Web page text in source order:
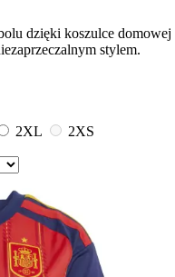
dzięki koszulce domowej
stylem.
2XL
2XS